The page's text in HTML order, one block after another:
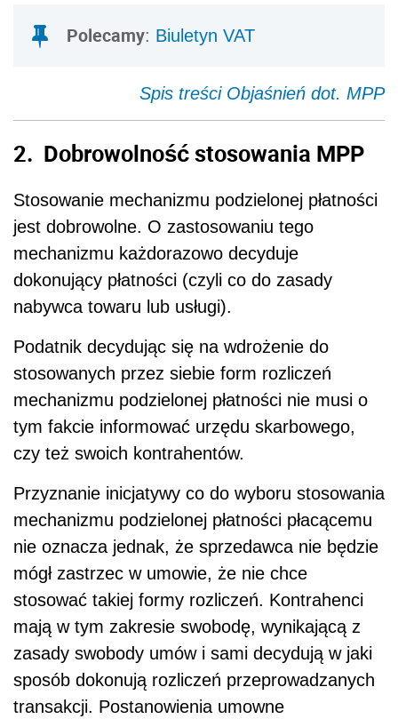
Polecamy: Biuletyn VAT
Spis treści Objaśnień dot. MPP
2. Dobrowolność stosowania MPP
Stosowanie mechanizmu podzielonej płatności
jest dobrowolne. O zastosowaniu tego
mechanizmu każdorazowo decyduje
dokonujący płatności (czyli co do zasady
nabywca towaru lub usługi).
Podatnik decydując się na wdrożenie do
stosowanych przez siebie form rozliczeń
mechanizmu podzielonej płatności nie musi o
tym fakcie informować urzędu skarbowego,
czy też swoich kontrahentów.
Przyznanie inicjatywy co do wyboru stosowania
mechanizmu podzielonej płatności płacącemu
nie oznacza jednak, że sprzedawca nie będzie
mógł zastrzec w umowie, że nie chce
stosować takiej formy rozliczeń. Kontrahenci
mają w tym zakresie swobodę, wynikającą z
zasady swobody umów i sami decydują w jaki
sposób dokonują rozliczeń przeprowadzanych
transakcji. Postanowienia umowne